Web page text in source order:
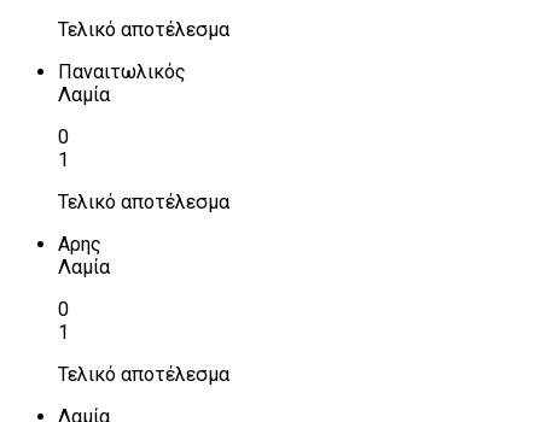
Τελικό αποτέλεσμα
Παναιτωλικός
Λαμία
0
1
Τελικό αποτέλεσμα
Αρης
Λαμία
0
1
Τελικό αποτέλεσμα
Λαμία